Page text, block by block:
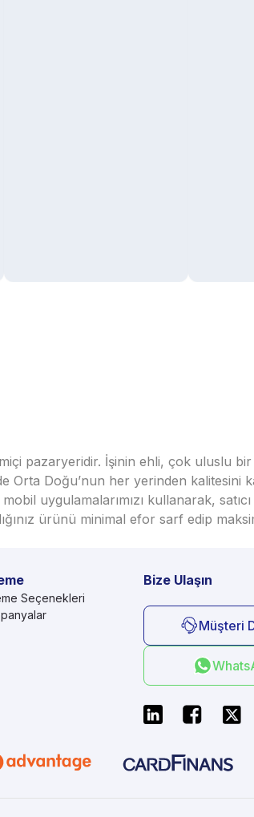
pazaryeridir. İşinin ehli, çok uluslu
Doğu’nun her yerinden kalitesini
uygulamalarımızı kullanarak,
ürünü minimal efor sarf edip
Seçenekleri
Bize Ulaşın
Müşteri